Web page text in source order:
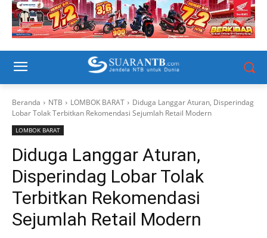
Beranda NTB LOMBOK BARAT
Diduga Langgar Aturan, Disperindag
Lobar Tolak Terbitkan Rekomendasi Sejumlah Retail Modern
LOMBOK BARAT
Diduga Langgar Aturan,
Disperindag Lobar Tolak
Terbitkan Rekomendasi
Sejumlah Retail Modern